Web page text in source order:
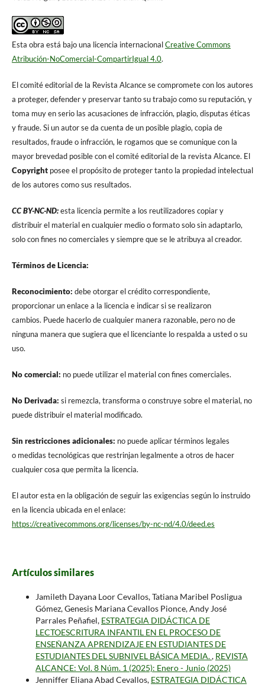
Esta obra está bajo una licencia internacionalCreative Commons
Atribución-NoComercial-CompartirIgual 4.0.
El comité editorial de la Revista Alcance se compromete con los autores
a proteger, defender y preservar tanto su trabajo como su reputación, y
toma muy en serio las acusaciones de infracción, plagio, disputas éticas
y fraude. Si un autor se da cuenta de un posible plagio, copia de
resultados, fraude o infracción, le rogamos que se comunique con la
mayor brevedad posible con el comité editorial de la revista Alcance. El
Copyrightposee el propósito de proteger tanto la propiedad intelectual
de los autores como sus resultados.
CC BY-NC-ND:esta licencia permite a los reutilizadores copiar y
distribuir el material en cualquier medio o formato solo sin adaptarlo,
solo con fines no comerciales y siempre que se le atribuya al creador.
Términos de Licencia:
Reconocimiento: debe otorgar el crédito correspondiente,
proporcionar un enlace a la licencia e indicar si se realizaron
cambios. Puede hacerlo de cualquier manera razonable, pero no de
ninguna manera que sugiera que el licenciante lo respalda a usted o su
uso.
No comercial: no puede utilizar el material con fines comerciales.
No Derivada: si remezcla, transforma o construye sobre el material, no
puede distribuir el material modificado.
Sin restricciones adicionales: no puede aplicar términos legales
o medidas tecnológicas que restrinjan legalmente a otros de hacer
cualquier cosa que permita la licencia.
El autor esta en la obligación de seguir las exigencias según lo instruido
en la licencia ubicada en el enlace:
https://creativecommons.org/licenses/by-nc-nd/4.0/deed.es
Artículos similares
Jamileth Dayana Loor Cevallos, Tatiana Maribel Posligua
Gómez, Genesis Mariana Cevallos Pionce, Andy José
Parrales Peñafiel, ESTRATEGIA DIDÁCTICA DE
LECTOESCRITURA INFANTIL EN EL PROCESO DE
ENSEÑANZA APRENDIZAJE EN ESTUDIANTES DE
ESTUDIANTES DEL SUBNIVEL BÁSICA MEDIA., REVISTA
ALCANCE: Vol. 8 Núm. 1 (2025): Enero - Junio (2025)
Jenniffer Eliana Abad Cevallos, ESTRATEGIA DIDÁCTICA